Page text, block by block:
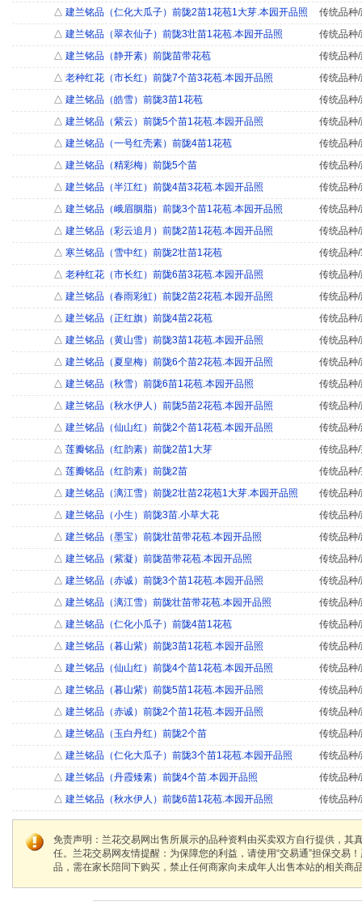
△ 建兰铭品（仁化大瓜子）前陇2苗1花苞1大芽.本园开品照
传统品种
△ 建兰铭品（翠衣仙子）前陇3壮苗1花苞.本园开品照
传统品种
△ 建兰铭品（静开素）前陇苗带花苞
传统品种
△ 老种红花（市长红）前陇7个苗3花苞.本园开品照
传统品种
△ 建兰铭品（皓雪）前陇3苗1花苞
传统品种
△ 建兰铭品（紫云）前陇5个苗1花苞.本园开品照
传统品种
△ 建兰铭品（一号红壳素）前陇4苗1花苞
传统品种
△ 建兰铭品（精彩梅）前陇5个苗
传统品种
△ 建兰铭品（半江红）前陇4苗3花苞.本园开品照
传统品种
△ 建兰铭品（峨眉胭脂）前陇3个苗1花苞.本园开品照
传统品种
△ 建兰铭品（彩云追月）前陇2苗1花苞.本园开品照
传统品种
△ 寒兰铭品（雪中红）前陇2壮苗1花苞
传统品种
△ 老种红花（市长红）前陇6苗3花苞.本园开品照
传统品种
△ 建兰铭品（春雨彩虹）前陇2苗2花苞.本园开品照
传统品种
△ 建兰铭品（正红旗）前陇4苗2花苞
传统品种
△ 建兰铭品（黄山雪）前陇3苗1花苞.本园开品照
传统品种
△ 建兰铭品（夏皇梅）前陇6个苗2花苞.本园开品照
传统品种
△ 建兰铭品（秋雪）前陇6苗1花苞.本园开品照
传统品种
△ 建兰铭品（秋水伊人）前陇5苗2花苞.本园开品照
传统品种
△ 建兰铭品（仙山红）前陇2个苗1花苞.本园开品照
传统品种
△ 莲瓣铭品（红韵素）前陇2苗1大芽
传统品种
△ 莲瓣铭品（红韵素）前陇2苗
传统品种
△ 建兰铭品（漓江雪）前陇2壮苗2花苞1大芽.本园开品照
传统品种
△ 建兰铭品（小生）前陇3苗.小草大花
传统品种
△ 建兰铭品（墨宝）前陇壮苗带花苞.本园开品照
传统品种
△ 建兰铭品（紫凝）前陇苗带花苞.本园开品照
传统品种
△ 建兰铭品（赤诚）前陇3个苗1花苞.本园开品照
传统品种
△ 建兰铭品（漓江雪）前陇壮苗带花苞.本园开品照
传统品种
△ 建兰铭品（仁化小瓜子）前陇4苗1花苞
传统品种
△ 建兰铭品（暮山紫）前陇3苗1花苞.本园开品照
传统品种
△ 建兰铭品（仙山红）前陇4个苗1花苞.本园开品照
传统品种
△ 建兰铭品（暮山紫）前陇5苗1花苞.本园开品照
传统品种
△ 建兰铭品（赤诚）前陇2个苗1花苞.本园开品照
传统品种
△ 建兰铭品（玉白丹红）前陇2个苗
传统品种
△ 建兰铭品（仁化大瓜子）前陇3个苗1花苞.本园开品照
传统品种
△ 建兰铭品（丹霞矮素）前陇4个苗.本园开品照
传统品种
△ 建兰铭品（秋水伊人）前陇6苗1花苞.本园开品照 传统品种
免责声明：兰花交易网出售所展示的品种资料由买卖双方自行提供，
任。兰花交易网友情提醒：为保障您的利益，请使用“交易通”担保交
品，需在家长陪同下购买，禁止任何商家向未成年人出售本站的相关商